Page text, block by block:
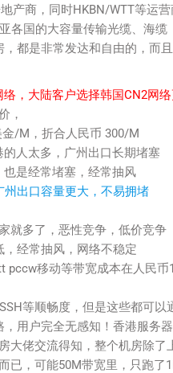
产商，同时HKBN/WTT等运
各国的大容量传输光缆、海缆
都是非常发达和自由的，而
，大陆客户选择韩国CN2网
，
/M，折合人民币 300/M
人太多，广州出口长期堵塞
是经常堵塞，经常抽风
出口容量更大，不易拥堵
就多了，恶性竞争，低价竞争
经常抽风，网络不稳定
pccw移动等带宽成本在人民
等顺畅度，但是这些都可
用户完全无感知！香港服务
大佬交流得知，整个机房除
已，可能50M带宽里，只跑了